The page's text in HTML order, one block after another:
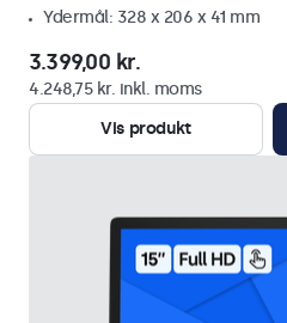
Ydermål: 328 x 206 x 41 mm
3.399,00 kr.
4.248,75 kr. inkl. moms
Vis produkt